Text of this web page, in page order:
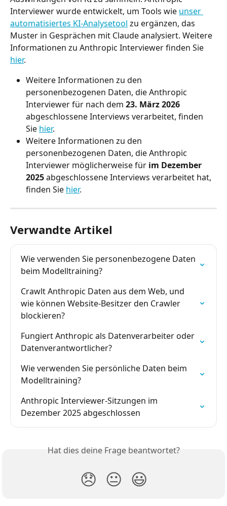
Interviewer wurde entwickelt, um Tools wie unser
automatisiertes KI-Analysetool zu ergänzen, das
Muster in Gesprächen mit Claude analysiert. Weitere
Informationen zu Anthropic Interviewer finden Sie
hier.
Weitere Informationen zu den
personenbezogenen Daten, die Anthropic
Interviewer für nach dem 23. März 2026
abgeschlossene Interviews verarbeitet, finden
Sie hier.
Weitere Informationen zu den
personenbezogenen Daten, die Anthropic
Interviewer möglicherweise für im Dezember
2025 abgeschlossene Interviews verarbeitet hat,
finden Sie hier.
Verwandte Artikel
Wie verwenden Sie personenbezogene Daten
beim Modelltraining?
Crawlt Anthropic Daten aus dem Web, und
wie können Website-Besitzer den Crawler
blockieren?
Fungiert Anthropic als Datenverarbeiter oder
Datenverantwortlicher?
Wie verwenden Sie persönliche Daten beim
Modelltraining?
Anthropic Interviewer-Sitzungen im
Dezember 2025 abgeschlossen
Hat dies deine Frage beantwortet?
😞 😐 😃